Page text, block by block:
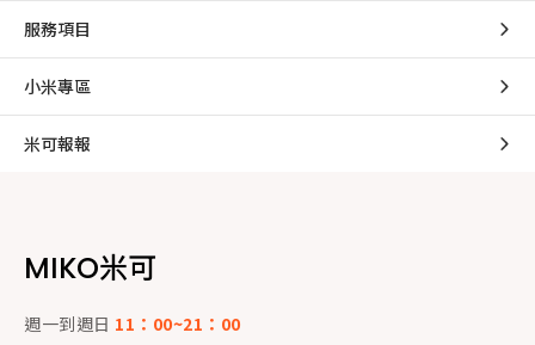
服務項目
小米專區
米可報報
MIKO米可
週一到週日 11：00~21：00